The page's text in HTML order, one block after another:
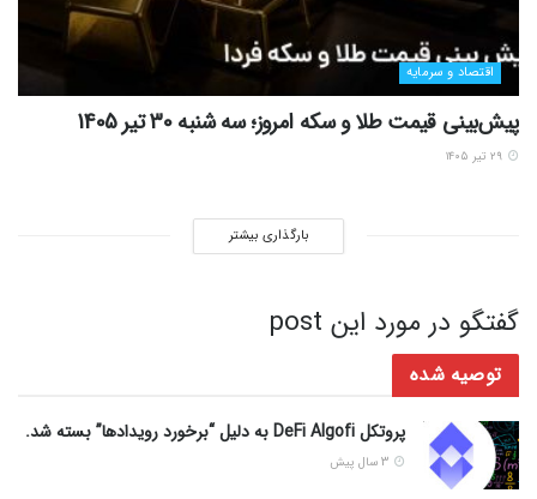
اقتصاد و سرمایه
پیش‌بینی قیمت طلا و سکه امروز؛ سه شنبه 30 تیر 1405
بارگذاری بیشتر
گفتگو در مورد این post
توصیه شده
پروتکل DeFi Algofi به دلیل “برخورد رویدادها” بسته شد.